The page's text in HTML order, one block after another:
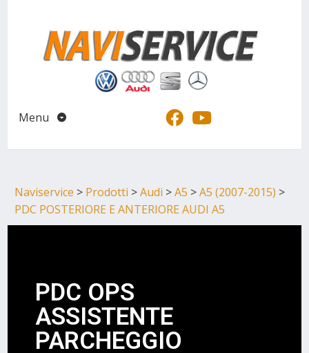
Menu
Naviservice > Prodotti >Audi >A5 >A5 (2007-2015) >
PDC POSTERIORE E ANTERIORE AUDI A5
PDC OPS
ASSISTENTE
PARCHEGGIO